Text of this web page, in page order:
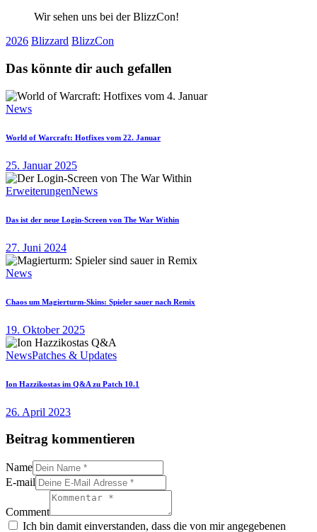
Wir sehen uns bei der BlizzCon!
2026 Blizzard BlizzCon
Das könnte dir auch gefallen
News
World of Warcraft: Hotfixes vom 22. Januar
25. Januar 2025
ErweiterungenNews
Das ist der neue Login-Screen von The War Within
27. Juni 2024
News
Chaos um Magierturm-Skins: Spieler sauer nach Remix
19. Oktober 2025
NewsPatches & Updates
Ion Hazzikostas im Q&A zu Patch 10.1
26. April 2023
Beitrag kommentieren
Name
E-mail
Comment
Ich bin damit einverstanden, dass die von mir angegebenen